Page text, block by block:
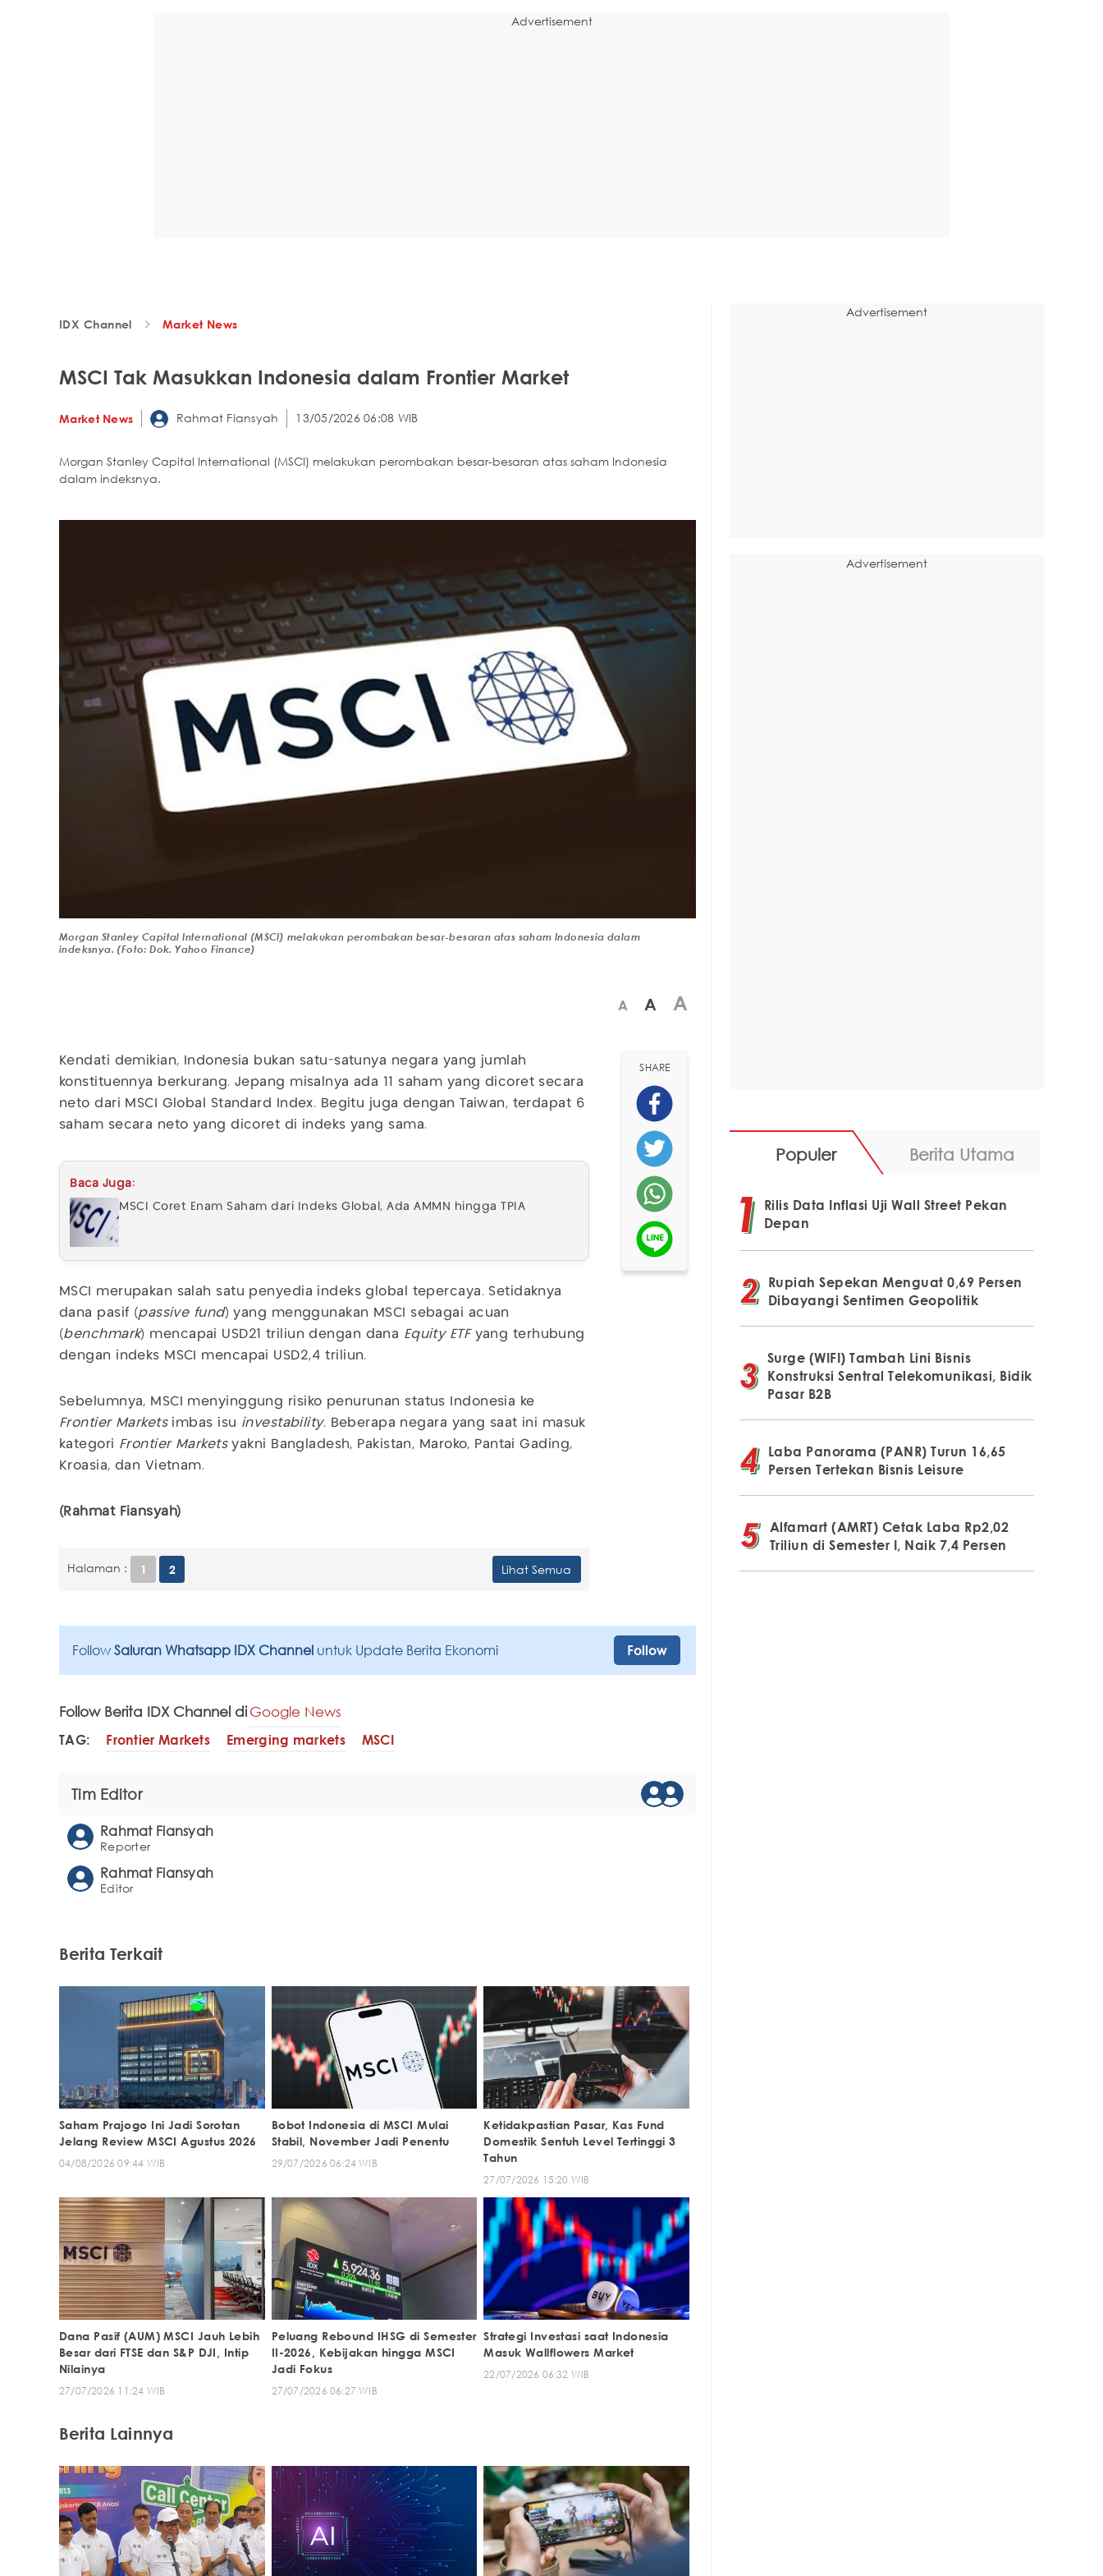
Advertisement
IDX Channel Market News
MSCI Tak Masukkan Indonesia dalam Frontier Market
Market News Rahmat Fiansyah 13/05/2026 06:08 WIB
Morgan Stanley Capital International (MSCI) melakukan perombakan besar-besaran atas saham Indonesia
dalam indeksnya.
Morgan Stanley Capital International (MSCI) melakukan perombakan besar-besaran atas saham Indonesia dalam
indeksnya. (Foto: Dok. Yahoo Finance)
A A A
Kendati demikian, Indonesia bukan satu-satunya negara yang jumlah
konstituennya berkurang. Jepang misalnya ada 11 saham yang dicoret secara
neto dari MSCI Global Standard Index. Begitu juga dengan Taiwan, terdapat 6
saham secara neto yang dicoret di indeks yang sama.
Baca Juga:
MSCI Coret Enam Saham dari Indeks Global, Ada AMMN hingga TPIA
MSCI merupakan salah satu penyedia indeks global tepercaya. Setidaknya
dana pasif (passive fund) yang menggunakan MSCI sebagai acuan
(benchmark) mencapai USD21 triliun dengan dana Equity ETF yang terhubung
dengan indeks MSCI mencapai USD2,4 triliun.
Sebelumnya, MSCI menyinggung risiko penurunan status Indonesia ke
Frontier Markets imbas isu investability. Beberapa negara yang saat ini masuk
kategori Frontier Marketsyakni Bangladesh, Pakistan, Maroko, Pantai Gading,
Kroasia, dan Vietnam.
(Rahmat Fiansyah)
Halaman : 1 2 Lihat Semua
SHARE
Follow Saluran Whatsapp IDX Channel untuk Update Berita Ekonomi Follow
Follow Berita IDX Channel diGoogle News
TAG: Frontier Markets Emerging markets MSCI
Tim Editor
Rahmat Fiansyah
Reporter
Rahmat Fiansyah
Editor
Berita Terkait
Saham Prajogo Ini Jadi Sorotan
Jelang Review MSCI Agustus 2026
04/08/2026 09:44 WIB
Bobot Indonesia di MSCI Mulai
Stabil, November Jadi Penentu
29/07/2026 06:24 WIB
Ketidakpastian Pasar, Kas Fund
Domestik Sentuh Level Tertinggi 3
Tahun
27/07/2026 15:20 WIB
Dana Pasif (AUM) MSCI Jauh Lebih
Besar dari FTSE dan S&P DJI, Intip
Nilainya
27/07/2026 11:24 WIB
Peluang Rebound IHSG di Semester
II-2026, Kebijakan hingga MSCI
Jadi Fokus
27/07/2026 06:27 WIB
Strategi Investasi saat Indonesia
Masuk Wallflowers Market
22/07/2026 06:32 WIB
Berita Lainnya
Advertisement
Advertisement
Populer Berita Utama
Rilis Data Inflasi Uji Wall Street Pekan
Depan
Rupiah Sepekan Menguat 0,69 Persen
Dibayangi Sentimen Geopolitik
Surge (WIFI) Tambah Lini Bisnis
Konstruksi Sentral Telekomunikasi, Bidik
Pasar B2B
Laba Panorama (PANR) Turun 16,65
Persen Tertekan Bisnis Leisure
Alfamart (AMRT) Cetak Laba Rp2,02
Triliun di Semester I, Naik 7,4 Persen